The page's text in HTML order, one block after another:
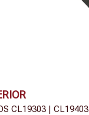
CL19303 | CL19403